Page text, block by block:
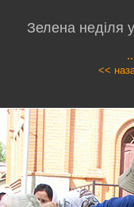
Зелена неділя
<<